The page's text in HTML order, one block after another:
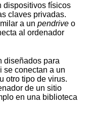
dispositivos físicos
claves privadas.
a unpendrive o
al ordenador
diseñados para
se conectan a un
u otro tipo de virus.
de un sitio
en una biblioteca